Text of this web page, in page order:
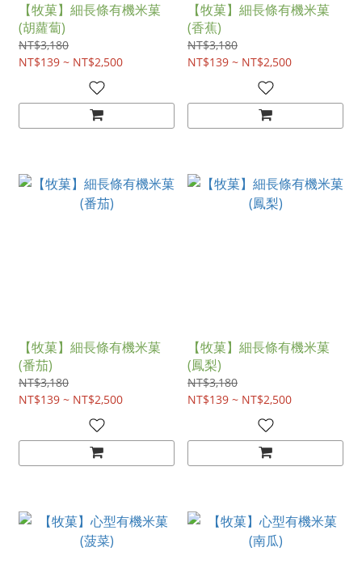
【牧菓】細長條有機米菓
(胡蘿蔔)
NT$3,180
NT$139 ~ NT$2,500
【牧菓】細長條有機米菓
(香蕉)
NT$3,180
NT$139 ~ NT$2,500
【牧菓】細長條有機米菓
(番茄)
NT$3,180
NT$139 ~ NT$2,500
【牧菓】細長條有機米菓
(鳳梨)
NT$3,180
NT$139 ~ NT$2,500